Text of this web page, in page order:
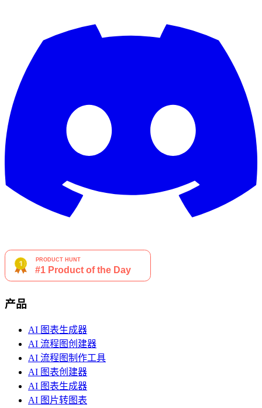
产品
AI 图表生成器
AI 流程图创建器
AI 流程图制作工具
AI 图表创建器
AI 图表生成器
AI 图片转图表